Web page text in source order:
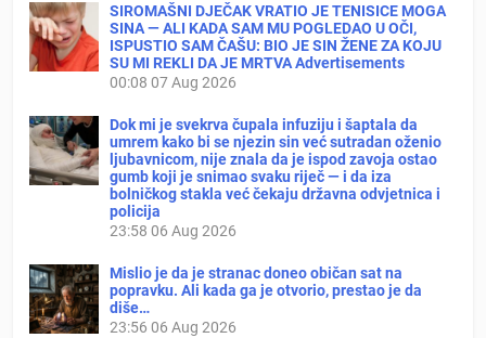
SIROMAŠNI DJEČAK VRATIO JE TENISICE MOGA
SINA — ALI KADA SAM MU POGLEDAO U OČI,
ISPUSTIO SAM ČAŠU: BIO JE SIN ŽENE ZA KOJU
SU MI REKLI DA JE MRTVA Advertisements
00:08 07 Aug 2026
Dok mi je svekrva čupala infuziju i šaptala da
umrem kako bi se njezin sin već sutradan oženio
ljubavnicom, nije znala da je ispod zavoja ostao
gumb koji je snimao svaku riječ — i da iza
bolničkog stakla već čekaju državna odvjetnica i
policija
23:58 06 Aug 2026
Mislio je da je stranac doneo običan sat na
popravku. Ali kada ga je otvorio, prestao je da
diše…
23:56 06 Aug 2026